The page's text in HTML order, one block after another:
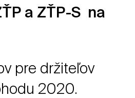
a ZŤP-S na
pre držiteľov
2020.